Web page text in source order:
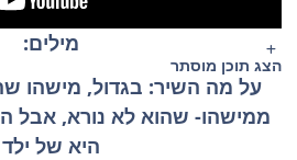
מילים:
הצג תוכן מוסתר
על מה השיר: בגדול, מישהו
ממישהו- שהוא לא נורא, אבל
היא של ילד